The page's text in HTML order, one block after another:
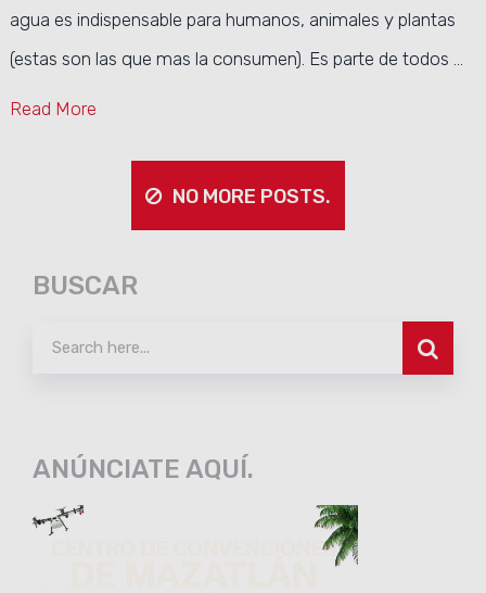
agua es indispensable para humanos, animales y plantas
(estas son las que mas la consumen). Es parte de todos …
Read More
NO MORE POSTS.
BUSCAR
ANÚNCIATE AQUÍ.